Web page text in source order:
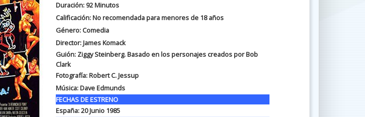
Duración: 92 Minutos
Calificación: No recomendada para menores de 18 años
Género: Comedia
Director: James Komack
Guión: Ziggy Steinberg. Basado en los personajes creados por Bob
Clark
Fotografía:Robert C. Jessup
Música:Dave Edmunds
FECHAS DE ESTRENO
España:20 Junio 1985